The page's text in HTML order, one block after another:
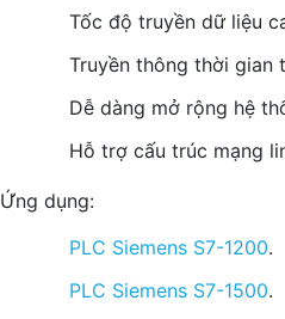
Tốc độ truyền dữ liệu
Truyền thông thời gian
Dễ dàng mở rộng hệ
Hỗ trợ cấu trúc mạng
Ứng dụng:
PLC Siemens S7-1200.
PLC Siemens S7-1500.